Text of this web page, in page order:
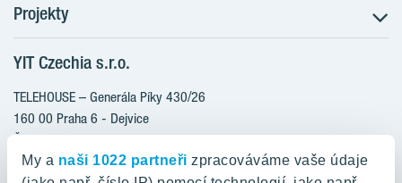
My a naši 1022 partneři zpracováváme vaše údaje
Postup koupě
Klientské změny
Aktuality
Blog
Kariéra
O nás
Projekty
RANTA Barrandov III
RANTA Barrandov IV
TOIVO Roztyly II
KALEVALA
YIT Czechia s.r.o.
TELEHOUSE – Generála Píky 430/26
160 00 Praha 6 - Dejvice
Česká republika